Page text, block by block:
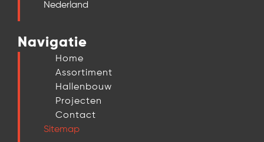
Nederland
Navigatie
Home
Assortiment
Hallenbouw
Projecten
Contact
Sitemap